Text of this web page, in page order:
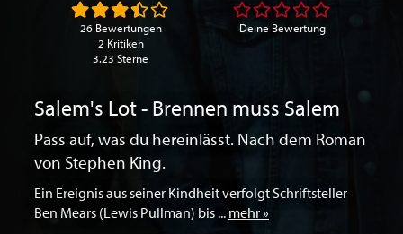
Salem's Lot - Brennen muss Salem
Pass auf, was du hereinlässt. Nach dem Roman
von Stephen King.
Ein Ereignis aus seiner Kindheit verfolgt Schriftsteller
Ben Mears (Lewis Pullman) bis ... mehr »
26 Bewertungen
2 Kritiken
3.23 Sterne
Deine Bewertung